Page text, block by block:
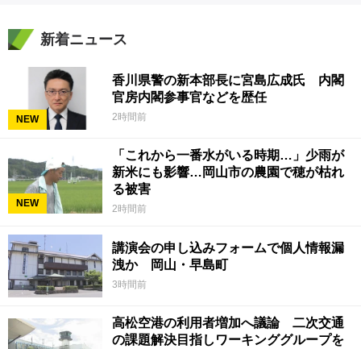
新着ニュース
NEW
香川県警の新本部長に宮島広成氏 内閣
官房内閣参事官などを歴任
2時間前
NEW
「これから一番水がいる時期…」少雨が
新米にも影響…岡山市の農園で穂が枯れ
る被害
2時間前
講演会の申し込みフォームで個人情報漏
洩か 岡山・早島町
3時間前
高松空港の利用者増加へ議論 二次交通
の課題解決目指しワーキンググループを